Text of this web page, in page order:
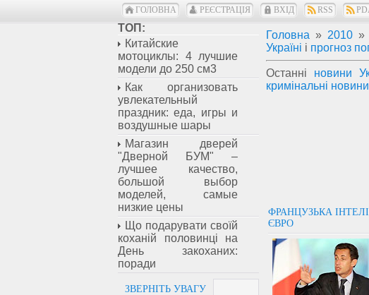
ГОЛОВНА РЕЄСТРАЦІЯ ВХІД RSS
ТОП:
Китайские
мотоциклы: 4 лучшие
модели до 250 см3
Как организовать
увлекательный
праздник: еда, игры и
воздушные шары
Магазин дверей
"Дверной БУМ" –
лучшее качество,
большой выбор
моделей, самые
низкие цены
Що подарувати своїй
коханій половинці на
День закоханих:
поради
ЗВЕРНІТЬ УВАГУ
Головна » 2010 »
Україні і прогноз
Останні новини
кримінальні новини
ФРАНЦУЗЬКА
ЄВРО